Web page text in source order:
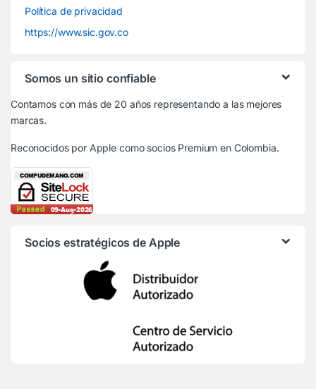
Política de privacidad
https://www.sic.gov.co
Somos un sitio confiable
Contamos con más de 20 años representando a las mejores
marcas.
Reconocidos por Apple como socios Premium en Colombia.
Socios estratégicos de Apple